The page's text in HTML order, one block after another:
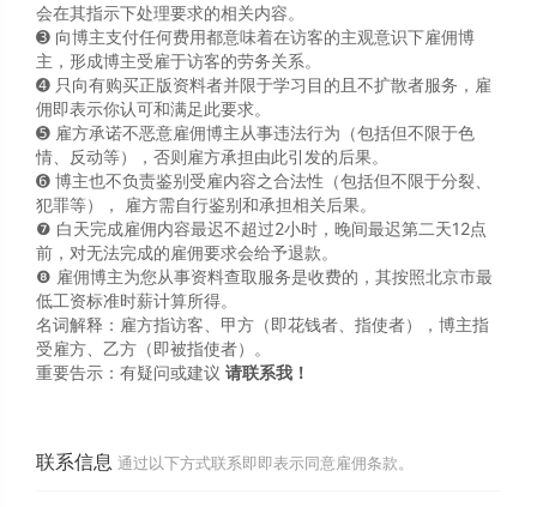
会在其指示下处理要求的相关内容。
➌️ 向博主支付任何费用都意味着在访客的主观意识下雇佣博
主，形成博主受雇于访客的劳务关系。
➍️ 只向有购买正版资料者并限于学习目的且不扩散者服务，雇
佣即表示你认可和满足此要求。
➎ 雇方承诺不恶意雇佣博主从事违法行为（包括但不限于色
情、反动等），否则雇方承担由此引发的后果。
➏️ 博主也不负责鉴别受雇内容之合法性（包括但不限于分裂、
犯罪等）， 雇方需自行鉴别和承担相关后果。
❼ 白天完成雇佣内容最迟不超过2小时，晚间最迟第二天12点
前，对无法完成的雇佣要求会给予退款。
❽ 雇佣博主为您从事资料查取服务是收费的，其按照北京市最
低工资标准时薪计算所得。
名词解释：雇方指访客、甲方（即花钱者、指使者），博主指
受雇方、乙方（即被指使者）。
重要告示：有疑问或建议 请联系我！
联系信息 通过以下方式联系即即表示同意雇佣条款。